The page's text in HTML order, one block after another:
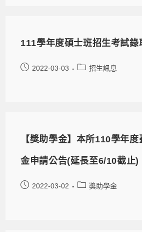
111學年度碩士班招生考試錄
2022-03-03 招生訊息
【獎助學金】本所110學年
金申請公告(延長至6/10截止)
2022-03-02 獎助學金